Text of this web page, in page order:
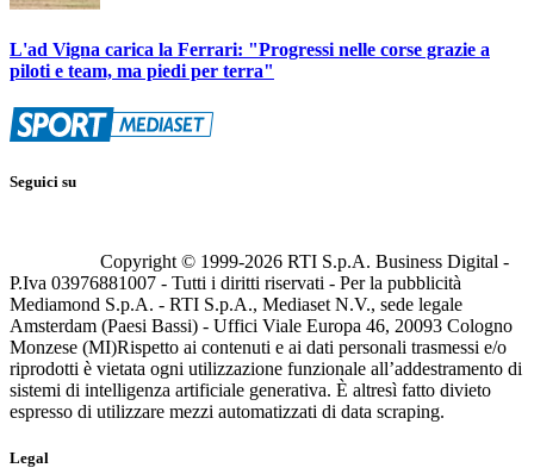
L'ad Vigna carica la Ferrari: "Progressi nelle corse grazie a
piloti e team, ma piedi per terra"
Seguici su
Copyright © 1999-2026 RTI S.p.A. Business Digital -
P.Iva 03976881007 - Tutti i diritti riservati - Per la pubblicità
Mediamond S.p.A. - RTI S.p.A., Mediaset N.V., sede legale
Amsterdam (Paesi Bassi) - Uffici Viale Europa 46, 20093 Cologno
Monzese (MI)Rispetto ai contenuti e ai dati personali trasmessi e/o
riprodotti è vietata ogni utilizzazione funzionale all’addestramento di
sistemi di intelligenza artificiale generativa. È altresì fatto divieto
espresso di utilizzare mezzi automatizzati di data scraping.
Legal